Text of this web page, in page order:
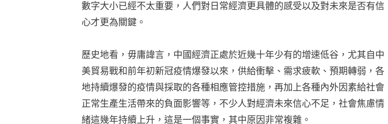
數字大小已經不太重要，人們對日常經濟更具體的感受以及對未來是否有信
心才更為關鍵。
歷史地看，毋庸諱言，中國經濟正處於近幾十年少有的增速低谷，尤其自中
美貿易戰和前年初新冠疫情爆發以來，供給衝擊、需求疲軟、預期轉弱，各
地持續爆發的疫情與採取的各種相應管控措施，再加上各種內外因素給社會
正常生產生活帶來的負面影響等，不少人對經濟未來信心不足，社會焦慮情
緒這幾年持續上升，這是一個事實，其中原因非常複雜。